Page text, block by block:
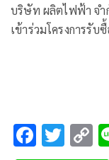
บริษัท ผลิตไฟฟ้า จำ
เข้าร่วมโครงการรั
F T C